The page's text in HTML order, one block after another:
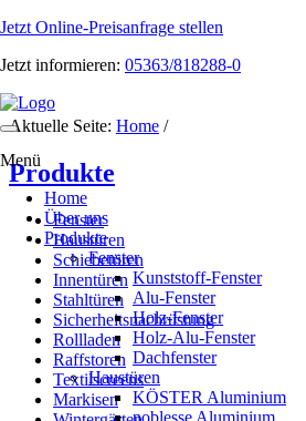
Jetzt Online-Preisanfrage stellen
Jetzt informieren: 05363/818288-0
Toggle
navigation
Menü
Home
Über uns
Produkte
Fenster
Kunststoff-Fenster
Alu-Fenster
Holz-Fenster
Holz-Alu-Fenster
Dachfenster
Haustüren
KÖSTER Aluminium
noblesse Aluminium
Aktuelle Seite: Home /
Produkte
Fenster
Haustüren
Schiebetüren
Innentüren
Stahltüren
Sicherheitsnachrüstung
Rollladen
Raffstoren
Textilscreens
Markisen